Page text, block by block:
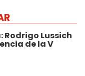
Rodrigo Lussich
de la V